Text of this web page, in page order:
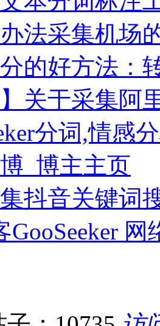
法采集机场
的好方法：
】关于采集阿
分词,情感
_博主主页
抖音关键词
GooSeeker